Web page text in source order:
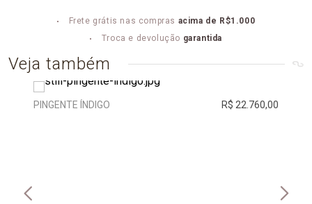
Frete grátis nas compras acima de R$1.000
Troca e devolução garantida
Veja também
PINGENTE ÍNDIGO R$ 22.760,00